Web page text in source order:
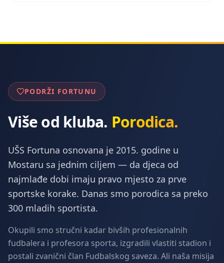
PODRŽI FORTUNU
Više od kluba. Porodica.
UŠS Fortuna osnovana je 2015. godine u
Mostaru sa jednim ciljem — da djeca od
najmlađe dobi imaju pravo mjesto za prve
sportske korake. Danas smo porodica sa preko
300 mladih sportista.
Okupili smo stručni kadar bivših profesionalnih
fudbalera i profesora sporta, izgradili vlastiti stadion i
postali zvanični član Fudbalskog saveza. Ali naša misija